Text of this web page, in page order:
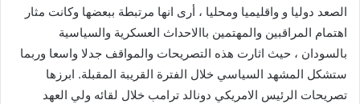
الصعد دوليا و واقليميا ومحليا ، أرى انها مرتبطة ببعضها وكانت مثار
اهتمام المراقبين والمهتمين باالاحداث العسكرية والسياسية
بالسودان ، حيث اثارت هذه التصريحات والمواقف جدلا واسعا وربما
ستشكل المشهد السياسي خلال الفترة القريبة المقبلة. ابرزها
تصريحات الرئيس الامريكي دونالد ترامب خلال لقائه ولي العهد